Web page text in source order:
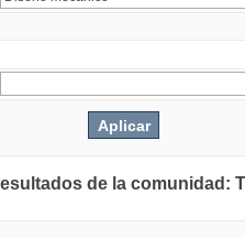
de la comunidad: